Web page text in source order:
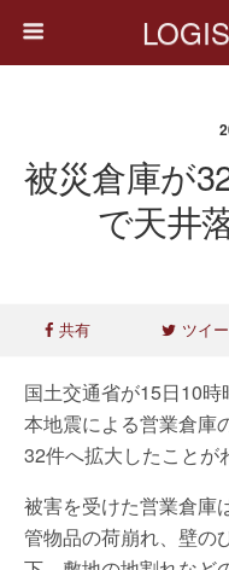
被災倉庫が
で天井
共有 ツイ
国土交通省が15日10
本地震による営業倉庫
32件へ拡大したことが
被害を受けた営業倉庫
管物品の荷崩れ、壁の